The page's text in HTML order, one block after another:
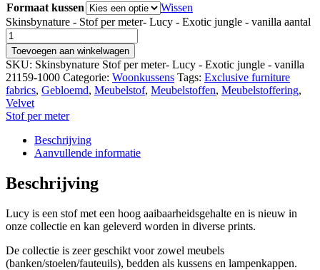
Formaat kussen
Wissen
Skinsbynature - Stof per meter- Lucy - Exotic jungle - vanilla aantal
Toevoegen aan winkelwagen
SKU: Skinsbynature Stof per meter- Lucy - Exotic jungle - vanilla
21159-1000 Categorie: Woonkussens Tags: Exclusive furniture
fabrics, Gebloemd, Meubelstof, Meubelstoffen, Meubelstoffering,
Velvet
Stof per meter
Beschrijving
Aanvullende informatie
Beschrijving
Lucy is een stof met een hoog aaibaarheidsgehalte en is nieuw in
onze collectie en kan geleverd worden in diverse prints.
De collectie is zeer geschikt voor zowel meubels
(banken/stoelen/fauteuils), bedden als kussens en lampenkappen.